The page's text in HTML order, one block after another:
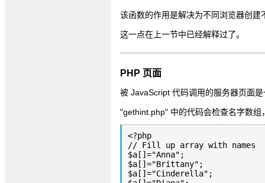
该函数的作用是解决为不同浏览器创
这一点在上一节中已经解释过了。
PHP 页面
被 JavaScript 代码调用的服务器页面
"gethint.php" 中的代码会检查名字数
<?php
// Fill up array with names
$a[]="Anna";
$a[]="Brittany";
$a[]="Cinderella";